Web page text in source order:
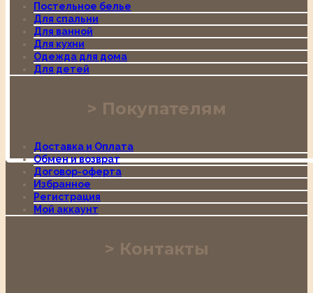
Постельное белье
Для спальни
Для ванной
Для кухни
Одежда для дома
Для детей
Покупателям
Доставка и Оплата
Обмен и возврат
Договор-оферта
Избранное
Регистрация
Мой аккаунт
Контакты